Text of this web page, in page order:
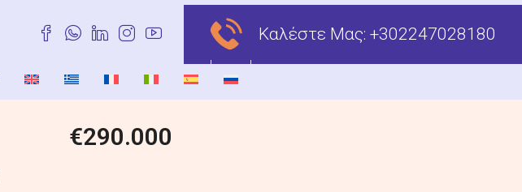
Καλέστε Μας: +302247028180
€290.000